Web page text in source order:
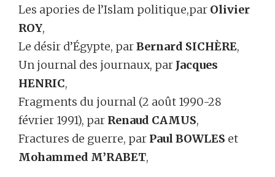
Les apories de l’Islam politique,par Olivier
ROY,
Le désir d’Égypte, parBernard SICHÈRE,
Un journal des journaux, par Jacques
HENRIC,
Fragments du journal (2 août 1990-28
février 1991), par Renaud CAMUS,
Fractures de guerre, par Paul BOWLES et
Mohammed M’RABET,